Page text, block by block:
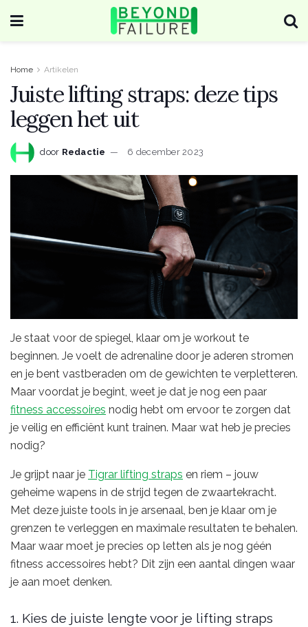
Home Artikelen
Juiste lifting straps: deze tips
leggen het uit
door Redactie 6 december 2023
Je staat voor de spiegel, klaar om je workout te
beginnen. Je voelt de adrenaline door je aderen stromen
en je bent vastberaden om de gewichten te verpletteren.
Maar voordat je begint, weet je dat je nog een paar
fitness accessoires nodig hebt om ervoor te zorgen dat
je veilig en efficiënt kunt trainen. Maar wat heb je precies
nodig?
Je grijpt naar je Tigrar lifting straps en riem – jouw
geheime wapens in de strijd tegen de zwaartekracht.
Met deze juiste tools in je arsenaal, ben je klaar om je
grenzen te verleggen en maximale resultaten te behalen.
Maar waar moet je precies op letten als je nog géén
fitness accessoires hebt? Dit zijn een aantal dingen waar
je aan moet denken.
1. Kies de juiste lengte voor je lifting straps